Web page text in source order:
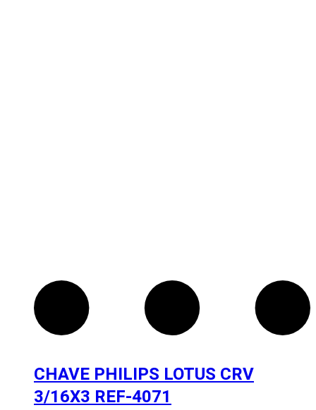
CHAVE PHILIPS LOTUS CRV
3/16X3 REF-4071